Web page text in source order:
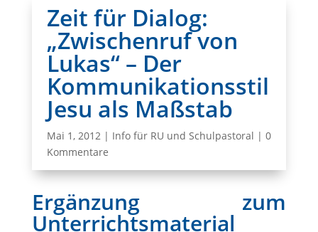
Zeit für Dialog:
„Zwischenruf von
Lukas“ – Der
Kommunikationsstil
Jesu als Maßstab
Mai 1, 2012| Info für RU und Schulpastoral | 0
Kommentare
Ergänzung zum
Unterrichtsmaterial